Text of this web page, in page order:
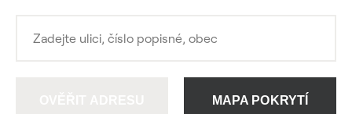
MAPA POKRYTÍ